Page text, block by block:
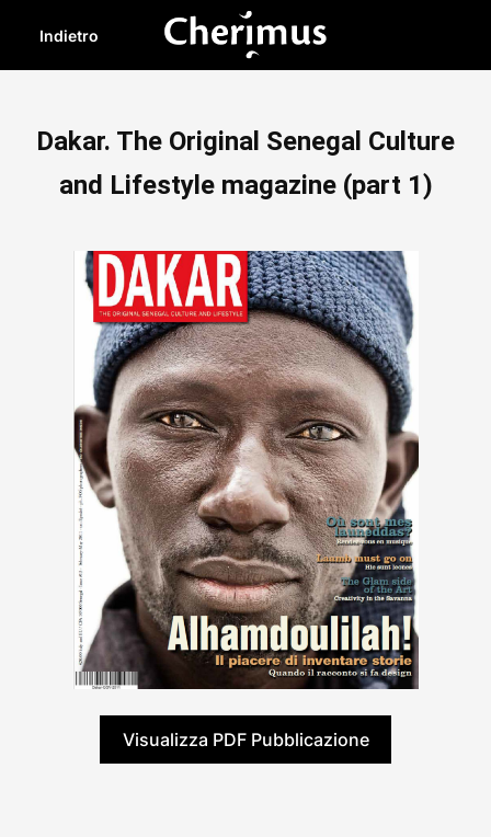
Indietro
Dakar. The Original Senegal Culture
and Lifestyle magazine (part 1)
Visualizza PDF Pubblicazione